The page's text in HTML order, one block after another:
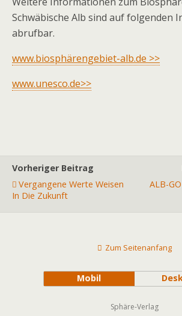
Schwäbische Alb sind auf folgenden
abrufbar.
www.biosphärengebiet-alb.de >>
www.unesco.de>>
Vorheriger Beitrag
Vergangene Werte Weisen
In Die Zukunft
ALB-
Zum Seitenanfang
Mobil
Sphäre-Verlag